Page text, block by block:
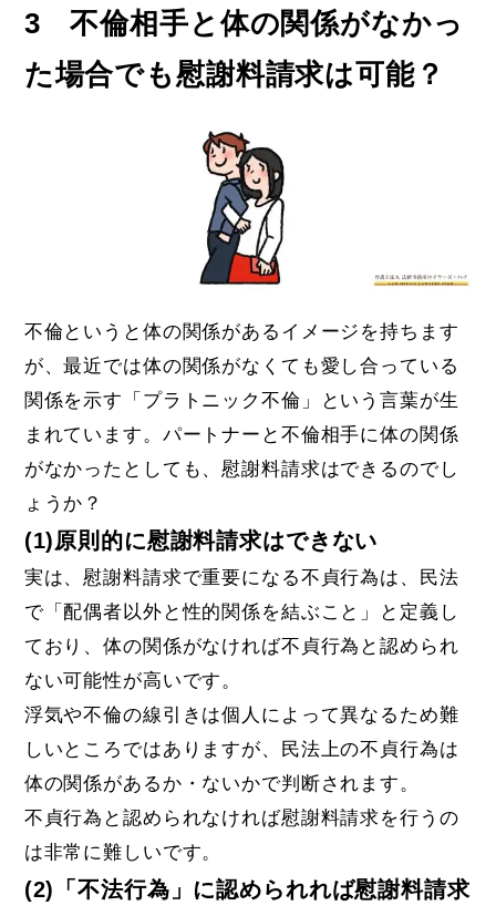
3 不倫相手と体の関係がなかっ
た場合でも慰謝料請求は可能？
不倫というと体の関係があるイメージを持ちます
が、最近では体の関係がなくても愛し合っている
関係を示す「プラトニック不倫」という言葉が生
まれています。パートナーと不倫相手に体の関係
がなかったとしても、慰謝料請求はできるのでし
ょうか？
(1)原則的に慰謝料請求はできない
実は、慰謝料請求で重要になる不貞行為は、民法
で「配偶者以外と性的関係を結ぶこと」と定義し
ており、体の関係がなければ不貞行為と認められ
ない可能性が高いです。
浮気や不倫の線引きは個人によって異なるため難
しいところではありますが、民法上の不貞行為は
体の関係があるか・ないかで判断されます。
不貞行為と認められなければ慰謝料請求を行うの
は非常に難しいです。
(2)「不法行為」に認められれば慰謝料請求